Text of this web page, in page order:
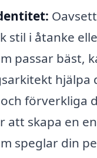
stil i åtanke
passar bäst,
hjälpa
förverkliga
att skapa en
speglar din